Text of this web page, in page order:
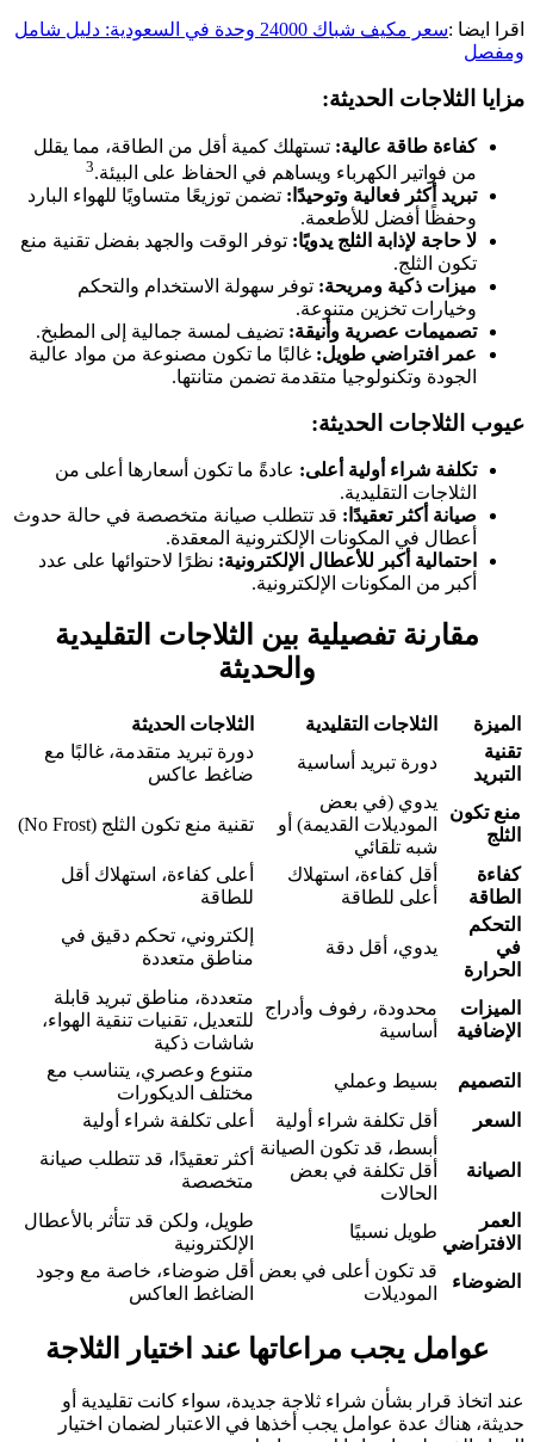
اقرا ايضا :
سعر مكيف شباك 24000 وحدة في السعودية: دليل شامل
ومفصل
مزايا الثلاجات الحديثة:
كفاءة طاقة عالية: تستهلك كمية أقل من الطاقة، مما يقلل
من فواتير الكهرباء ويساهم في الحفاظ على البيئة.3
تبريد أكثر فعالية وتوحيدًا: تضمن توزيعًا متساويًا للهواء البارد
وحفظًا أفضل للأطعمة.
لا حاجة لإذابة الثلج يدويًا: توفر الوقت والجهد بفضل تقنية منع
تكون الثلج.
ميزات ذكية ومريحة: توفر سهولة الاستخدام والتحكم
وخيارات تخزين متنوعة.
تصميمات عصرية وأنيقة: تضيف لمسة جمالية إلى المطبخ.
عمر افتراضي طويل: غالبًا ما تكون مصنوعة من مواد عالية
الجودة وتكنولوجيا متقدمة تضمن متانتها.
عيوب الثلاجات الحديثة:
تكلفة شراء أولية أعلى: عادةً ما تكون أسعارها أعلى من
الثلاجات التقليدية.
صيانة أكثر تعقيدًا: قد تتطلب صيانة متخصصة في حالة حدوث
أعطال في المكونات الإلكترونية المعقدة.
احتمالية أكبر للأعطال الإلكترونية: نظرًا لاحتوائها على عدد
أكبر من المكونات الإلكترونية.
مقارنة تفصيلية بين الثلاجات التقليدية
والحديثة
الميزة الثلاجات التقليدية
الثلاجات الحديثة
تقنية
التبريد
دورة تبريد أساسية
دورة تبريد متقدمة، غالبًا مع
ضاغط عاكس
منع تكون
الثلج
يدوي (في بعض
الموديلات القديمة) أو
شبه تلقائي
تقنية منع تكون الثلج (No Frost)
كفاءة
الطاقة
أقل كفاءة، استهلاك
أعلى للطاقة
أعلى كفاءة، استهلاك أقل
للطاقة
التحكم
في
الحرارة
يدوي، أقل دقة
إلكتروني، تحكم دقيق في
مناطق متعددة
الميزات
الإضافية
محدودة، رفوف وأدراج
أساسية
متعددة، مناطق تبريد قابلة
للتعديل، تقنيات تنقية الهواء،
شاشات ذكية
التصميم
بسيط وعملي
متنوع وعصري، يتناسب مع
مختلف الديكورات
السعر
أقل تكلفة شراء أولية أعلى تكلفة شراء أولية
الصيانة
أبسط، قد تكون الصيانة
أقل تكلفة في بعض
الحالات
أكثر تعقيدًا، قد تتطلب صيانة
متخصصة
العمر
الافتراضي
طويل نسبيًا
طويل، ولكن قد تتأثر بالأعطال
الإلكترونية
الضوضاء
قد تكون أعلى في بعض
الموديلات
أقل ضوضاء، خاصة مع وجود
الضاغط العاكس
عوامل يجب مراعاتها عند اختيار الثلاجة
عند اتخاذ قرار بشأن شراء ثلاجة جديدة، سواء كانت تقليدية أو
حديثة، هناك عدة عوامل يجب أخذها في الاعتبار لضمان اختيار